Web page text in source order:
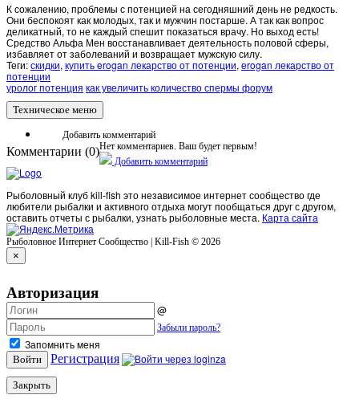
К сожалению, проблемы с потенцией на сегодняшний день не редкость.
Они беспокоят как молодых, так и мужчин постарше. А так как вопрос
деликатный, то не каждый спешит показаться врачу. Но выход есть!
Средство Альфа Мен восстанавливает деятельность половой сферы,
избавляет от заболеваний и возвращает мужскую силу.
Теги:скидки, купить erogan лекарство от потенции, erogan лекарство от
потенции
уролог потенция как увеличить количество спермы форум
Техническое меню
Добавить комментарий
Комментарии (0)Нет комментариев. Ваш будет первым!
Добавить комментарий
Рыболовный клуб kill-fish это независимое интернет сообщество где
любители рыбалки и активного отдыха могут пообщаться друг с другом,
оставить отчеты с рыбалки, узнать рыболовные места. Карта сайта
Рыболовное Интернет Сообщество | Kill-Fish © 2026
×
Авторизация
@
Забыли пароль?
Запомнить меня
Войти Регистрация
Закрыть